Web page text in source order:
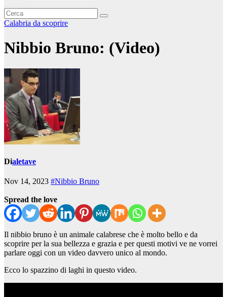
Calabria da scoprire
Nibbio Bruno: (Video)
Dialetave
Nov 14, 2023 #Nibbio Bruno
Spread the love
Il nibbio bruno è un animale calabrese che è molto bello e da
scoprire per la sua bellezza e grazia e per questi motivi ve ne vorrei
parlare oggi con un video davvero unico al mondo.
Ecco lo spazzino di laghi in questo video.